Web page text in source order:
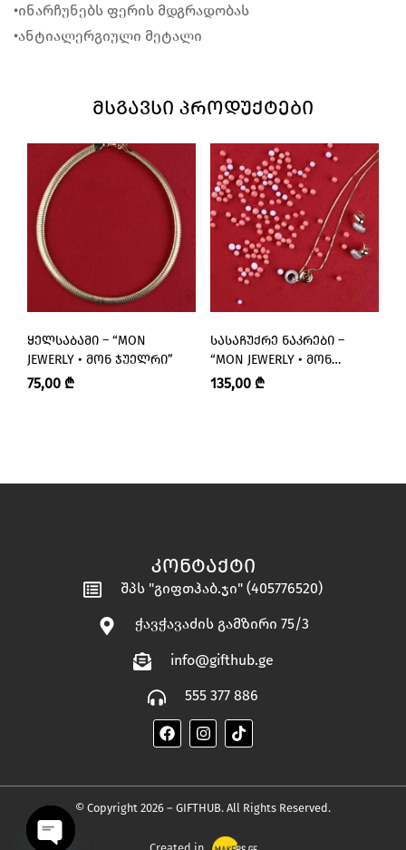
•ინარჩუნებს ფერის მდგრადობას
•ანტიალერგიული მეტალი
ᲛᲡᲒᲐᲕᲡᲘ ᲞᲠᲝᲓᲣᲥᲢᲔᲑᲘ
ᲧᲔᲚᲡᲐᲑᲐᲛᲘ – “MON
JEWERLY • ᲛᲝᲜ ᲯᲣᲔᲚᲠᲘ”
75,00 ₾
ᲡᲐᲡᲐᲩᲣᲥᲠᲔ ᲜᲐᲙᲠᲔᲑᲘ –
“MON JEWERLY • ᲛᲝᲜ
ᲯᲣᲔᲚᲠᲘ”
135,00 ₾
ᲙᲝᲜᲢᲐᲥᲢᲘ
შპს "გიფთჰაბ.ჯი" (405776520)
ჭავჭავაძის გამზირი 75/3
info@gifthub.ge
555 377 886
© Copyright 2026 – GIFTHUB. All Rights Reserved.